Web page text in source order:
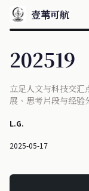
壹苇可航
202519
立足人文与科技交汇
展、思考片段与经验
L.G.
2025-05-17